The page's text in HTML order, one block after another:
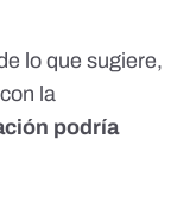
lo que sugiere,
la
podría